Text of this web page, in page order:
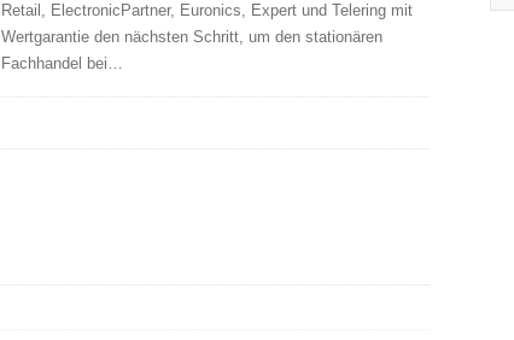
Retail, ElectronicPartner, Euronics, Expert und Telering mit
Wertgarantie den nächsten Schritt, um den stationären
Fachhandel bei…